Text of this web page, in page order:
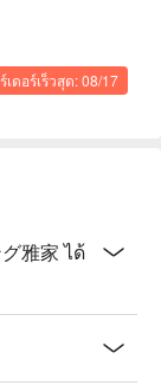
เดอร์เร็วสุด: 08/17
雅家 ได้